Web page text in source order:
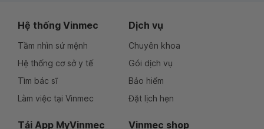
Hệ thống Vinmec
Tầm nhìn sứ mệnh
Hệ thống cơ sở y tế
Tìm bác sĩ
Làm việc tại Vinmec
Dịch vụ
Chuyên khoa
Gói dịch vụ
Bảo hiểm
Đặt lịch hẹn
Tải App MyVinmec Vinmec shop